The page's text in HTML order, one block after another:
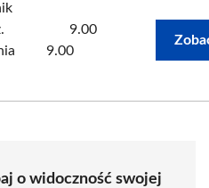
9.00
9.00
o widoczność swojej